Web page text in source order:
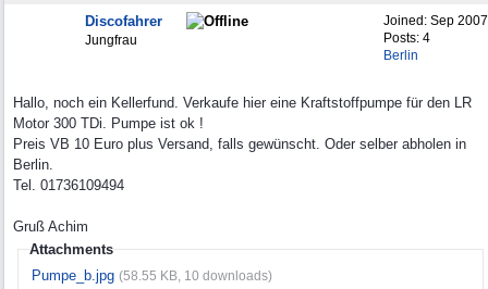
Joined: Sep 2007
Posts: 4
Berlin
Discofahrer
Jungfrau
Hallo, noch ein Kellerfund. Verkaufe hier eine Kraftstoffpumpe für den LR
Motor 300 TDi. Pumpe ist ok !
Preis VB 10 Euro plus Versand, falls gewünscht. Oder selber abholen in
Berlin.
Tel. 01736109494
Gruß Achim
Attachments
Pumpe_b.jpg (58.55 KB, 10 downloads)